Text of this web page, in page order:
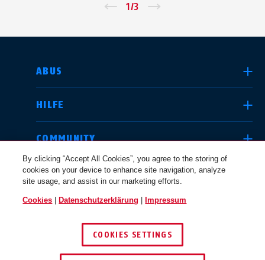
1/3
ABUS
HILFE
COMMUNITY
RECHTLICHES
© 2026 ABUS
LAND AUSWÄHLEN
Deutschland
Canada
Österreich
By clicking “Accept All Cookies”, you agree to the storing of
cookies on your device to enhance site navigation, analyze
site usage, and assist in our marketing efforts.
Cookies Datenschutzerklärung Impressum
COOKIES SETTINGS